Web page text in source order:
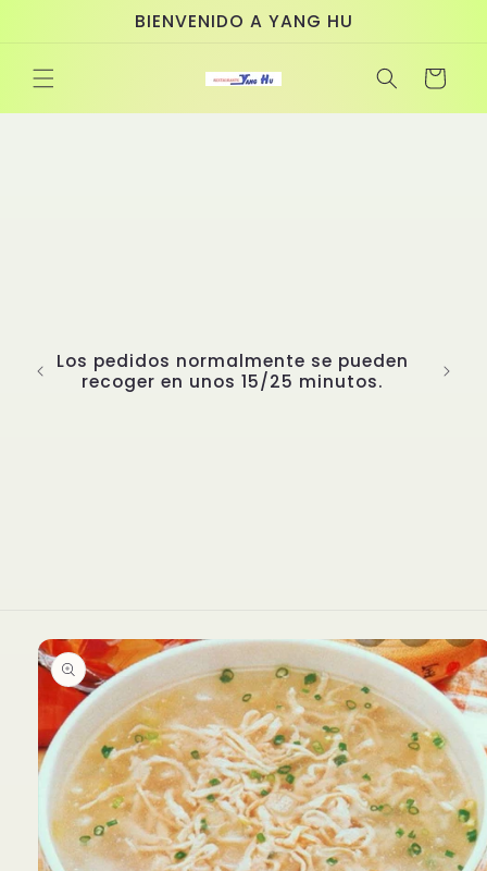
BIENVENIDO A YANG HU
Carrito
Los pedidos normalmente se pueden
recoger en unos 15/25 minutos.
directamente
información
del producto